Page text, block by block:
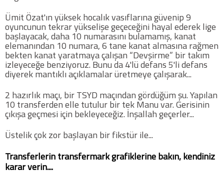
Ümit Özat'ın yüksek hocalık vasıflarına güvenip 9
oyuncunun tekrar yükselişe geçeceğini hayal ederek lige
başlayacak, daha 10 numarasını bulamamış, kanat
elemanından 10 numara, 6 tane kanat almasına rağmen
bekten kanat yaratmaya çalışan “Devşirme” bir takım
izleyeceğe benziyoruz. Bunu da 4'lü defans 5'li defans
diyerek mantıklı açıklamalar üretmeye çalışarak...
2 hazırlık maçı, bir TSYD maçından gördüğüm şu. Yapılan
10 transferden elle tutulur bir tek Manu var. Gerisinin
çıkışa geçmesi için bekleyeceğiz. İnşallah geçerler...
Üstelik çok zor başlayan bir fikstür ile...
Transferlerin transfermark grafiklerine bakın, kendiniz
karar verin....